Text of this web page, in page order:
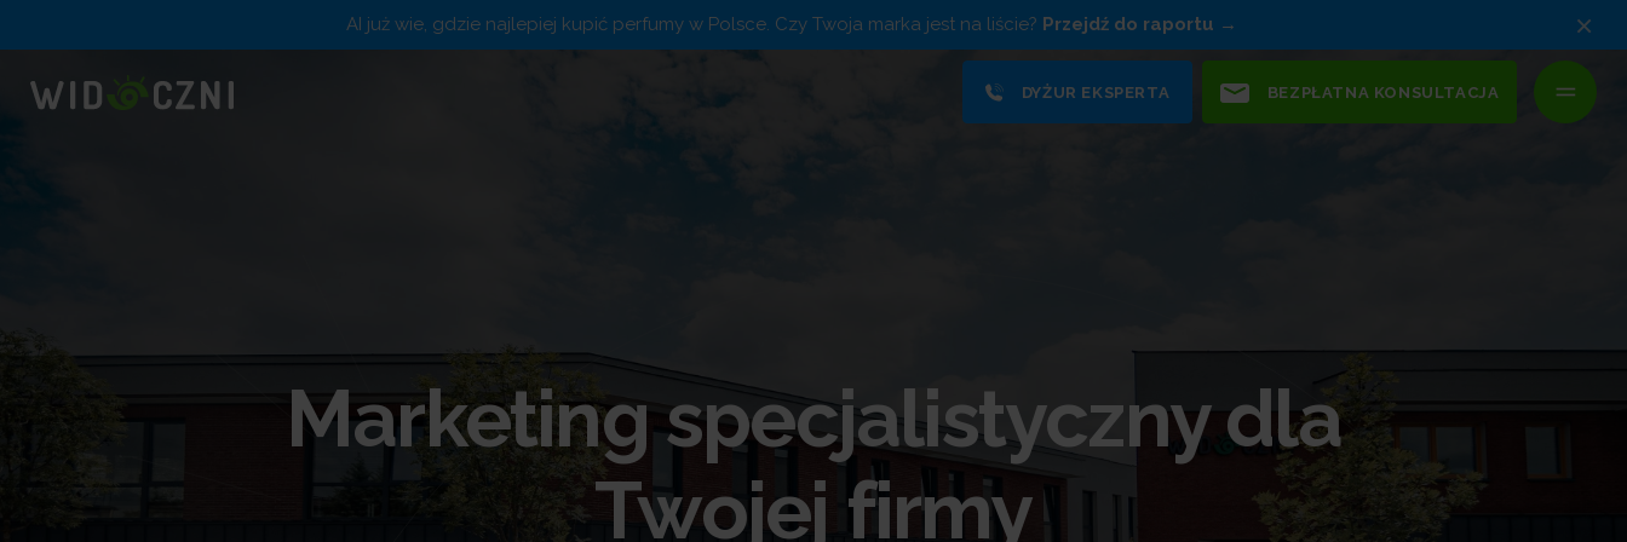
AI już wie, gdzie najlepiej kupić perfumy w Polsce. Czy Twoja marka jest na liście? Przejdź do raportu ×
DYŻUR EKSPERTA BEZPŁATNA KONSULTACJA
Marketing specjalistyczny dla
Twojej firmy